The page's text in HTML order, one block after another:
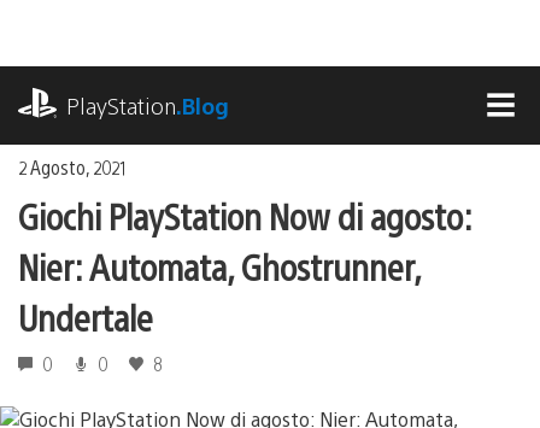
contenuto
PlayStation.Blog
2 Agosto, 2021
Giochi PlayStation Now di agosto:
Nier: Automata, Ghostrunner,
Undertale
0 0 8